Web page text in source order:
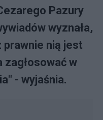
Pazury
wyznała,
prawnie nią jest
zagłosować w
- wyjaśnia.